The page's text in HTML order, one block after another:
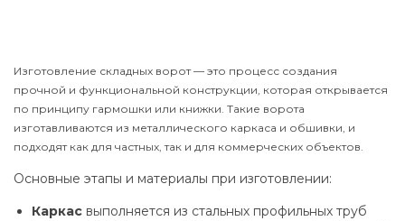
Изготовление складных ворот — это процесс создания
прочной и функциональной конструкции, которая открывается
по принципу гармошки или книжки. Такие ворота
изготавливаются из металлического каркаса и обшивки, и
подходят как для частных, так и для коммерческих объектов.
Основные этапы и материалы при изготовлении:
Каркас выполняется из стальных профильных труб